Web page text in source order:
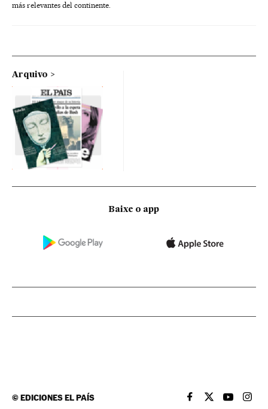
más relevantes del continente.
Arquivo
Baixe o app
©EDICIONES EL PAÍS EL PAÍS BRASIL EN
EL PAÍSEL PAÍS
EL